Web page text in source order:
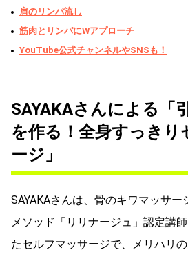
肩のリンパ流し
筋肉とリンパにWアプローチ
YouTube公式チャンネルやSNSも！
SAYAKAさんによる「
を作る！全身すっきり
ージ」
SAYAKAさんは、骨のキワマッサ
メソッド「リリナージュ」認定講
たセルフマッサージで、メリハリ